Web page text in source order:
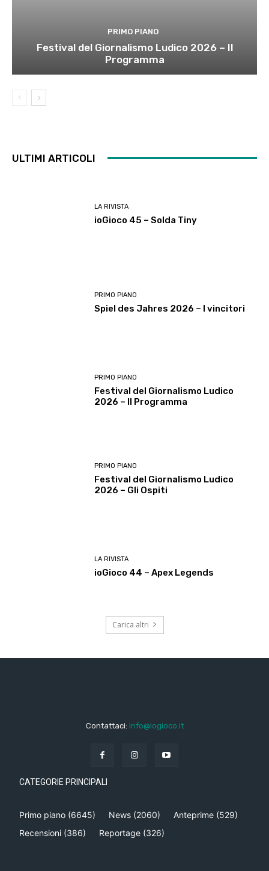
PRIMO PIANO
Festival del Giornalismo Ludico 2026 – Il
Programma
ULTIMI ARTICOLI
LA RIVISTA
ioGioco 45 – Solda Tiny
PRIMO PIANO
Spiel des Jahres 2026 – I vincitori
PRIMO PIANO
Festival del Giornalismo Ludico
2026 – Il Programma
PRIMO PIANO
Festival del Giornalismo Ludico
2026 – Gli Ospiti
LA RIVISTA
ioGioco 44 – Apex Legends
Carica altri
Contattaci: info@iogioco.it
CATEGORIE PRINCIPALI
Primo piano (6645) News (2060) Anteprime (529)
Recensioni (386) Reportage (326)